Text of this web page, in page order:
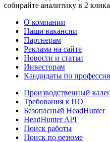
собирайте аналитику в 2 клика
О компании
Наши вакансии
Партнерам
Реклама на сайте
Новости и статьи
Инвесторам
Кандидаты по
Производственный
Требования к ПО
Безопасный HeadHunter
HeadHunter API
Поиск работы
Поиск по резюме